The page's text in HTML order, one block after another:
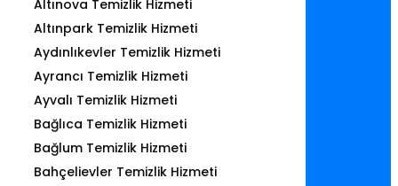
Altınova Temizlik Hizmeti
Altınpark Temizlik Hizmeti
Aydınlıkevler Temizlik Hizmeti
Ayrancı Temizlik Hizmeti
Ayvalı Temizlik Hizmeti
Bağlıca Temizlik Hizmeti
Bağlum Temizlik Hizmeti
Bahçelievler Temizlik Hizmeti